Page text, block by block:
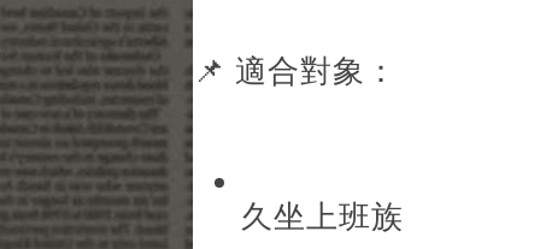
📌 適合對象：
久坐上班族